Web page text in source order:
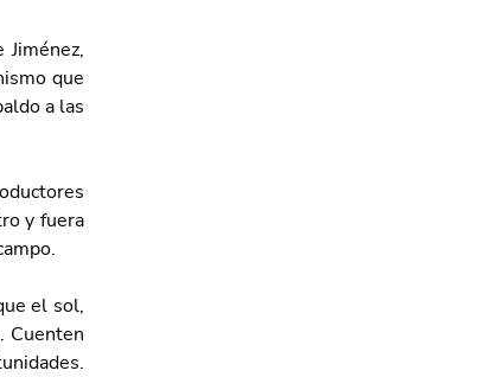
que
a las
y fuera
el sol,
Cuenten